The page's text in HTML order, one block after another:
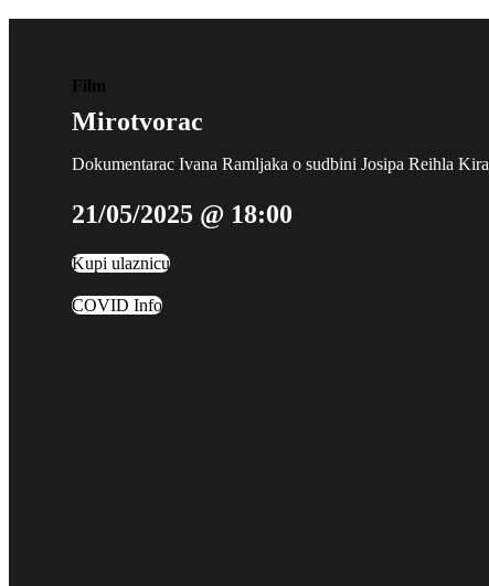
Film
Mirotvorac
Dokumentarac Ivana Ramljaka o sudbini Josipa Reihla Kira
21/05/2025 @ 18:00
Kupi ulaznicu
COVID Info